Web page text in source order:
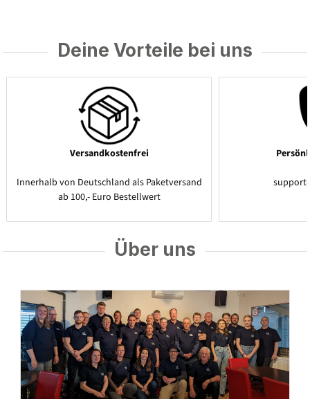
Deine Vorteile bei uns
Versandkostenfrei
Innerhalb von Deutschland als Paketversand
ab 100,- Euro Bestellwert
Über uns